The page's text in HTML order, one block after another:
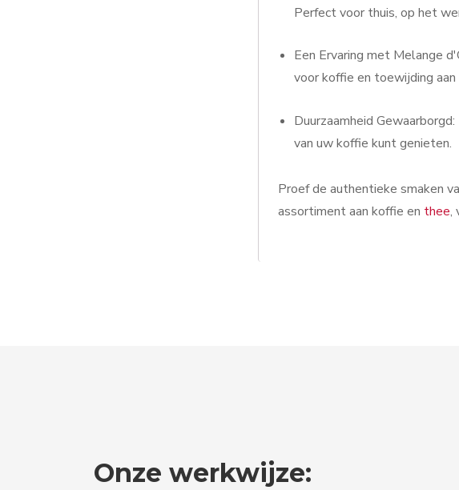
Perfect voor thuis, op het
Een Ervaring met Melange
voor koffie en toewijding
Duurzaamheid
van uw koffie kunt genieten.
Proef de authentieke smaken
assortiment aan koffie en thee,
Onze werkwijze: